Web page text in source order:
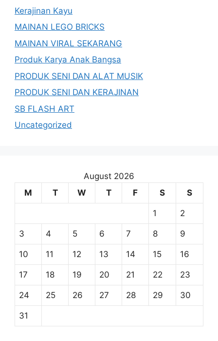
Kerajinan Kayu
MAINAN LEGO BRICKS
MAINAN VIRAL SEKARANG
Produk Karya Anak Bangsa
PRODUK SENI DAN ALAT MUSIK
PRODUK SENI DAN KERAJINAN
SB FLASH ART
Uncategorized
August 2026
M
T W T F S S
1 2
3 4 5 6 7 8 9
10 11 12 13 14 15 16
17 18 19 20 21 22 23
24 25 26 27 28 29 30
31